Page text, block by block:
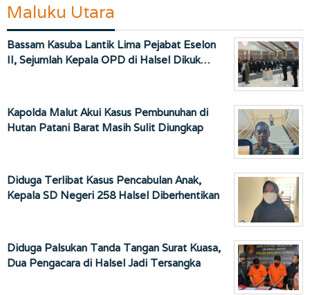
Maluku Utara
Bassam Kasuba Lantik Lima Pejabat Eselon
II, Sejumlah Kepala OPD di Halsel Dikuk…
Kapolda Malut Akui Kasus Pembunuhan di
Hutan Patani Barat Masih Sulit Diungkap
Diduga Terlibat Kasus Pencabulan Anak,
Kepala SD Negeri 258 Halsel Diberhentikan
Diduga Palsukan Tanda Tangan Surat Kuasa,
Dua Pengacara di Halsel Jadi Tersangka